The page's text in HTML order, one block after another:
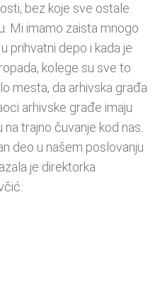
bez koje sve ostale
Mi imamo zaista mnogo
prihvatni depo i kada je
kolege su sve to
mesta, da arhivska građa
arhivske građe imaju
trajno čuvanje kod nas.
deo u našem poslovanju
je direktorka